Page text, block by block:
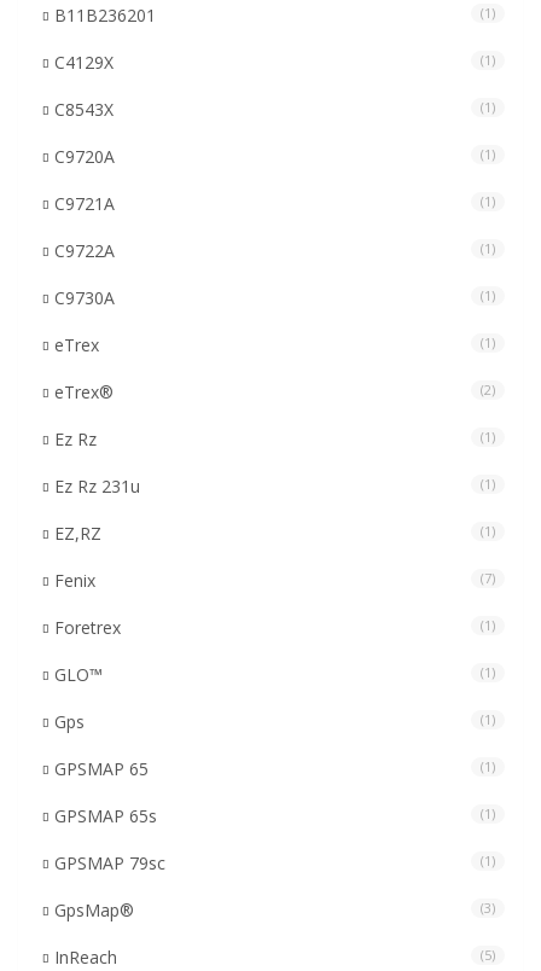
B11B236201 (1)
C4129X (1)
C8543X (1)
C9720A (1)
C9721A (1)
C9722A (1)
C9730A (1)
eTrex (1)
eTrex® (2)
Ez Rz (1)
Ez Rz 231u (1)
EZ,RZ (1)
Fenix (7)
Foretrex (1)
GLO™ (1)
Gps (1)
GPSMAP 65 (1)
GPSMAP 65s (1)
GPSMAP 79sc (1)
GpsMap® (3)
InReach (5)